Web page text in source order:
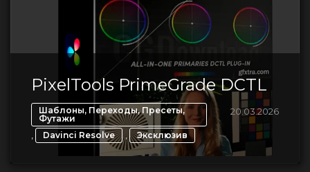
PixelTools PrimeGrade DCTL
Шаблоны, Переходы, Пресеты,
Футажи
, Davinci Resolve , Эксклюзив
20.03.2026